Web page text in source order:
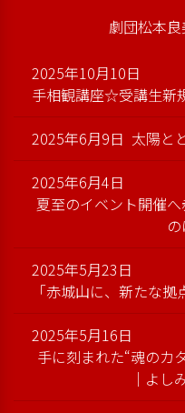
劇団松本
2025年10月10日
手相観講座☆受講生新
2025年6月9日 太陽と
2025年6月4日
夏至のイベント開催へ
2025年5月23日
「赤城山に、新たな拠
2025年5月16日
手に刻まれた“
｜よし